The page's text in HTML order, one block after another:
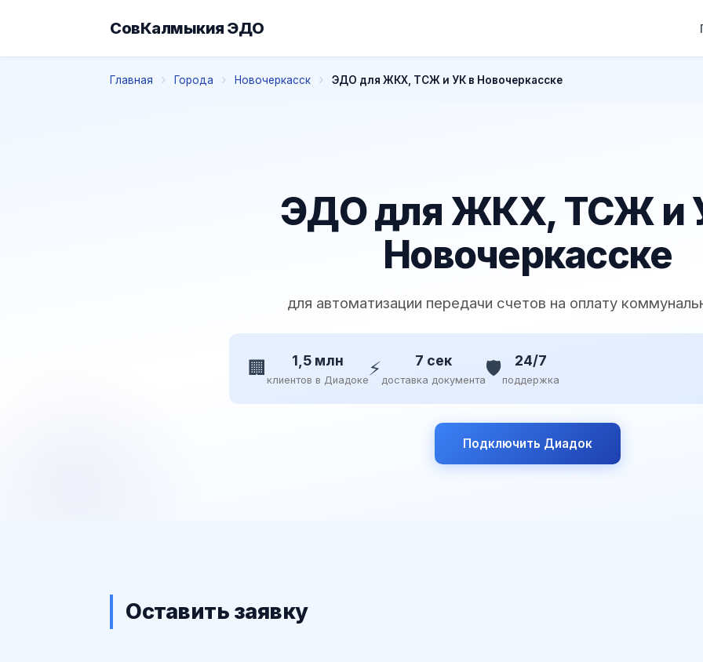
СовКалмыкия ЭДО
Главная Города Новочеркасск ЭДО для ЖКХ, ТСЖ и УК в Новочеркасске
ЭДО для ЖКХ, ТСЖ и
Новочеркасске
для автоматизации передачи счетов на оплату
🏢 1,5 млн
клиентов в Диадоке⚡ 7 сек
доставка документа🛡️ 24/7
поддержка
Подключить Диадок
Оставить заявку